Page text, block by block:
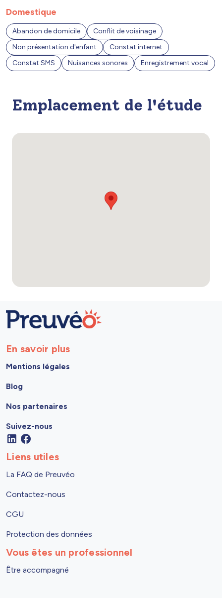
Domestique
Abandon de domicile
Conflit de voisinage
Non présentation d'enfant
Constat internet
Constat SMS
Nuisances sonores Enregistrement vocal
Emplacement de l'étude
En savoir plus
Mentions légales
Blog
Nos partenaires
Suivez-nous
Liens utiles
La FAQ de Preuvéo
Contactez-nous
CGU
Protection des données
Vous êtes un professionnel
Être accompagné